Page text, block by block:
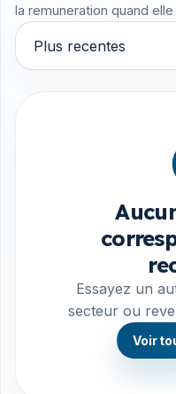
la remuneration quand
Trier par
Essayez un
secteur ou
Voir